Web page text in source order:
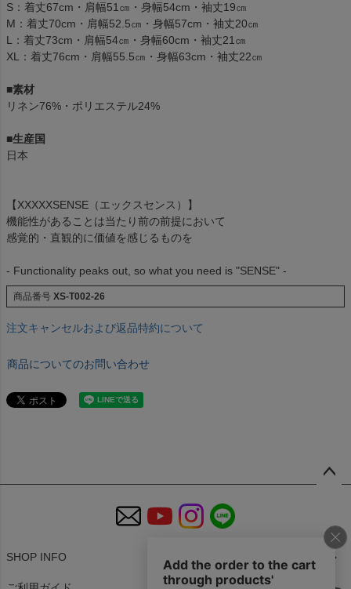
S：着丈67cm・肩幅51㎝・身幅54cm・袖丈19㎝
M：着丈70cm・肩幅52.5㎝・身幅57cm・袖丈20㎝
L：着丈73cm・肩幅54㎝・身幅60cm・袖丈21㎝
XL：着丈76cm・肩幅55.5㎝・身幅63cm・袖丈22㎝
■素材
リネン76%・ポリエステル24%
■生産国
日本
【XXXXXSENSE（エックスセンス）】
機能性があることは当たり前の前提において
感覚的・直観的に価値を感じるものを
- Functionality peaks out, so what you need is "SENSE" -
商品番号 XS-T002-26
注文キャンセルおよび返品特約について
商品についてのお問い合わせ
ップ
へ
SHOP INFO